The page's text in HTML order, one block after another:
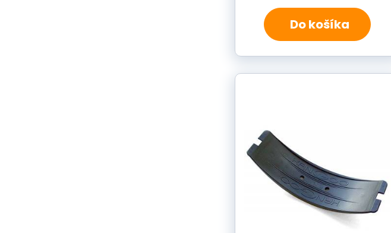
Do košíka